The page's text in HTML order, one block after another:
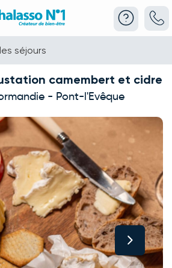
séjours
large product image at a time. Use
camembert et cidre
- Pont-l'Evêque